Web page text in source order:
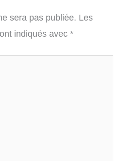
sera pas publiée. Les
indiqués avec *